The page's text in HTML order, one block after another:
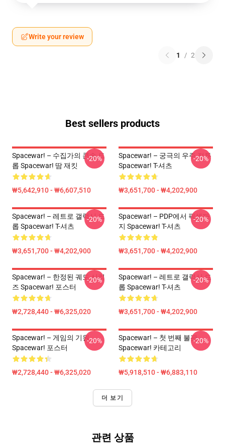
Write your review
1 / 2
Best sellers products
Spacewar! – 수집가의 콘솔 드
롭 Spacewar! 땀 재킷
₩5,642,910 - ₩6,607,510
-20%
Spacewar! – 궁극의 우주 전투
Spacewar! T-셔츠
₩3,651,700 - ₩4,202,900
-20%
Spacewar! – 레트로 갤럭시 드
롭 Spacewar! T-셔츠
₩3,651,700 - ₩4,202,900
-20%
Spacewar! – PDP에서 픽셀까
지 Spacewar! T-셔츠
₩3,651,700 - ₩4,202,900
-20%
Spacewar! – 한정된 궤도 시리
즈 Spacewar! 포스터
₩2,728,440 - ₩6,325,020
-20%
Spacewar! – 레트로 갤럭시 드
롭 Spacewar! T-셔츠
₩3,651,700 - ₩4,202,900
-20%
Spacewar! – 게임의 기원
Spacewar! 포스터
₩2,728,440 - ₩6,325,020
-20%
Spacewar! – 첫 번째 불판
Spacewar! 카테고리
₩5,918,510 - ₩6,883,110
-20%
더 보기
관련 상품